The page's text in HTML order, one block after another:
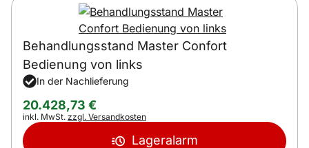
Behandlungsstand Master Confort
Bedienung von links
In der Nachlieferung
20.428,73 €
Steuerhinweis:
inkl. MwSt. zzgl. Versandkosten
Lageralarm